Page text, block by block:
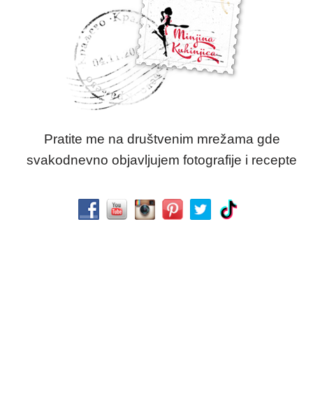
Pratite me na društvenim mrežama gde
svakodnevno objavljujem fotografije i recepte